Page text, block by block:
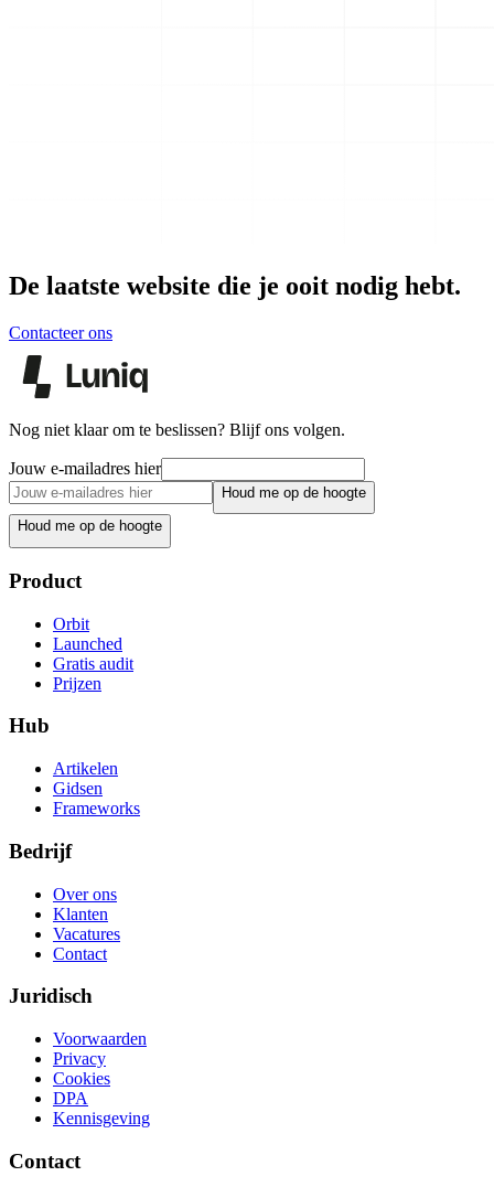
De laatste website die je ooit nodig hebt.
Contacteer ons
Nog niet klaar om te beslissen? Blijf ons volgen.
Jouw e-mailadres hier
Houd me op de hoogte
Houd me op de hoogte
Product
Orbit
Launched
Gratis audit
Prijzen
Hub
Artikelen
Gidsen
Frameworks
Bedrijf
Over ons
Klanten
Vacatures
Contact
Juridisch
Voorwaarden
Privacy
Cookies
DPA
Kennisgeving
Contact